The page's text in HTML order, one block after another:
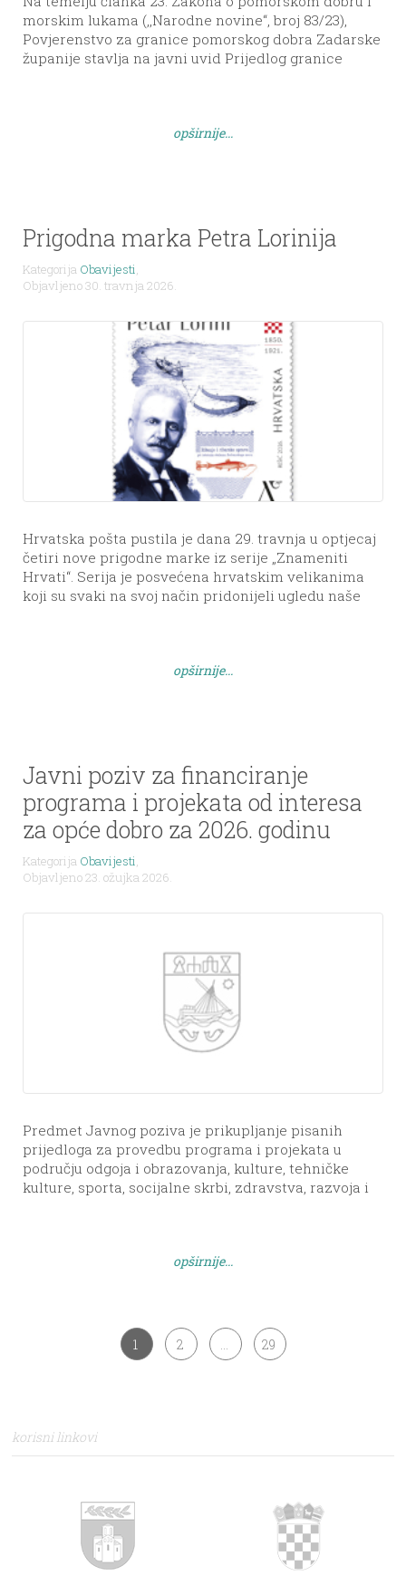
morskim lukama (,,Narodne novine“, broj 83/23),
Povjerenstvo za granice pomorskog dobra Zadarske
županije stavlja na javni uvid Prijedlog granice
opširnije...
Prigodna marka Petra Lorinija
Kategorija Obavijesti,
Objavljeno 30. travnja 2026.
Hrvatska pošta pustila je dana 29. travnja u optjecaj
četiri nove prigodne marke iz serije „Znameniti
Hrvati“. Serija je posvećena hrvatskim velikanima
koji su svaki na svoj način pridonijeli ugledu naše
opširnije...
Javni poziv za financiranje
programa i projekata od interesa
za opće dobro za 2026. godinu
Kategorija Obavijesti,
Objavljeno 23. ožujka 2026.
Predmet Javnog poziva je prikupljanje pisanih
prijedloga za provedbu programa i projekata u
području odgoja i obrazovanja, kulture, tehničke
kulture, sporta, socijalne skrbi, zdravstva, razvoja i
Rok za dostavu prijave je do 20.4.2026. godine. […]
opširnije...
1 2 … 29
korisni linkovi